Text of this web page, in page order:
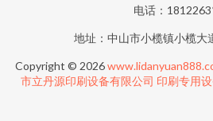
电话：
地址：中山市小榄镇小榄大
Copyright © 2026
市立丹源印刷设备有限公司 印刷专用